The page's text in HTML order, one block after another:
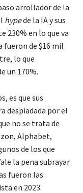
arrollador de la
hypede la IA y sus
230% en lo que va
fueron de $16 mil
lo que
un 170%.
es que sus
despiadada por el
no se trata de
Alphabet,
de los que
la pena subrayar
fueron las
en 2023.